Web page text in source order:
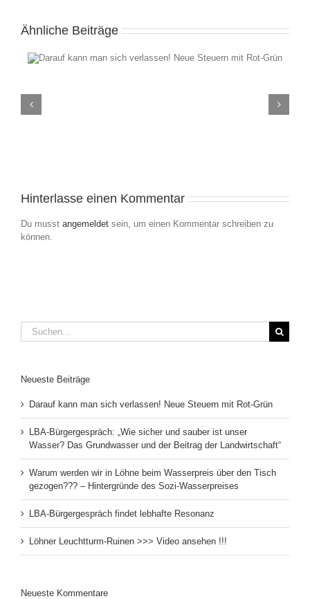
Ähnliche Beiträge
LBA-Bürgergespräch: „Wie sicher und sauber ist unser
Hinterlasse einen Kommentar
Du musst angemeldet sein, um einen Kommentar schreiben zu
können.
Suche
nach:
Neueste Beiträge
Darauf kann man sich verlassen! Neue Steuern mit Rot-Grün
LBA-Bürgergespräch: „Wie sicher und sauber ist unser
Wasser? Das Grundwasser und der Beitrag der Landwirtschaft“
Warum werden wir in Löhne beim Wasserpreis über den Tisch
gezogen??? – Hintergründe des Sozi-Wasserpreises
LBA-Bürgergespräch findet lebhafte Resonanz
Löhner Leuchtturm-Ruinen >>> Video ansehen !!!
Neueste Kommentare